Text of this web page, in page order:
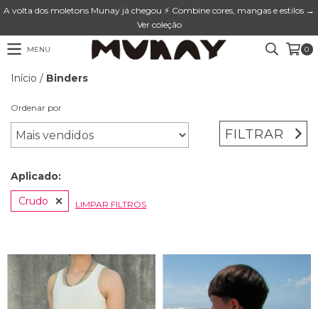
A volta dos moletons Munay já chegou ⚡ Combine cores, mangas e estilos →
Ver coleção
MENU 0
Início / Binders
Ordenar por
FILTRAR
Aplicado:
Crudo
LIMPAR FILTROS